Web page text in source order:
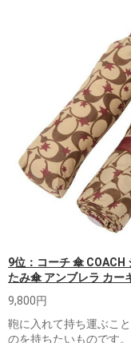
9位：コーチ 傘 COACH
たみ傘 アンブレラ カー
9,800円
鞄に入れて持ち運ぶこ
のを持ちたいものです